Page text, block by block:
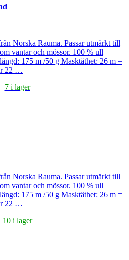
Norska Rauma. Passar utmärkt till
vantar och mössor. 100 % ull
175 m /50 g Masktäthet: 26 m =
22 …
7 i lager
Norska Rauma. Passar utmärkt till
vantar och mössor. 100 % ull
175 m /50 g Masktäthet: 26 m =
22 …
10 i lager